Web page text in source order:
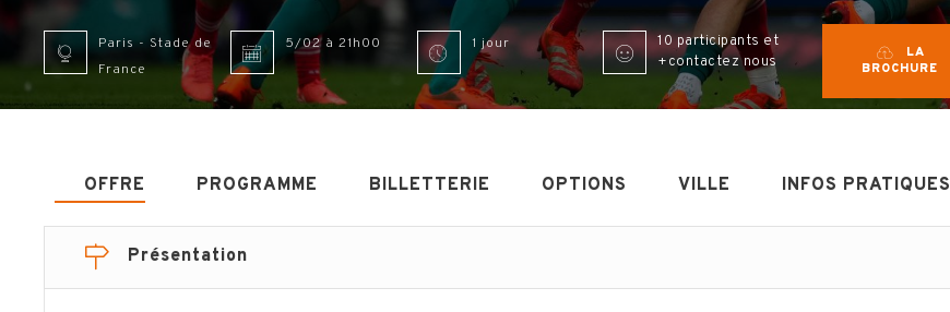
Paris - Stade de
France
5/02 à 21h00 1 jour
10 participants et
+contactez nous
LA
BROCHURE
OFFRE PROGRAMME BILLETTERIE OPTIONS VILLE INFOS PRATIQUES
Présentation